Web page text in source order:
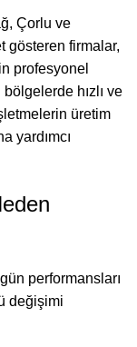
Çorlu ve
gösteren firmalar,
profesyonel
hızlı ve
üretim
yardımcı
performansları
değişimi